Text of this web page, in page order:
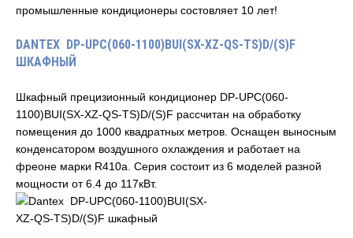
промышленные кондиционеры состовляет 10 лет!
DANTEX DP-UPC(060-1100)BUI(SX-XZ-QS-TS)D/(S)F
ШКАФНЫЙ
Шкафный прецизионный кондиционер DP-UPC(060-
1100)BUI(SX-XZ-QS-TS)D/(S)F рассчитан на обработку
помещения до 1000 квадратных метров. Оснащен выносным
конденсатором воздушного охлаждения и работает на
фреоне марки R410a. Серия состоит из 6 моделей разной
мощности от 6.4 до 117кВт.